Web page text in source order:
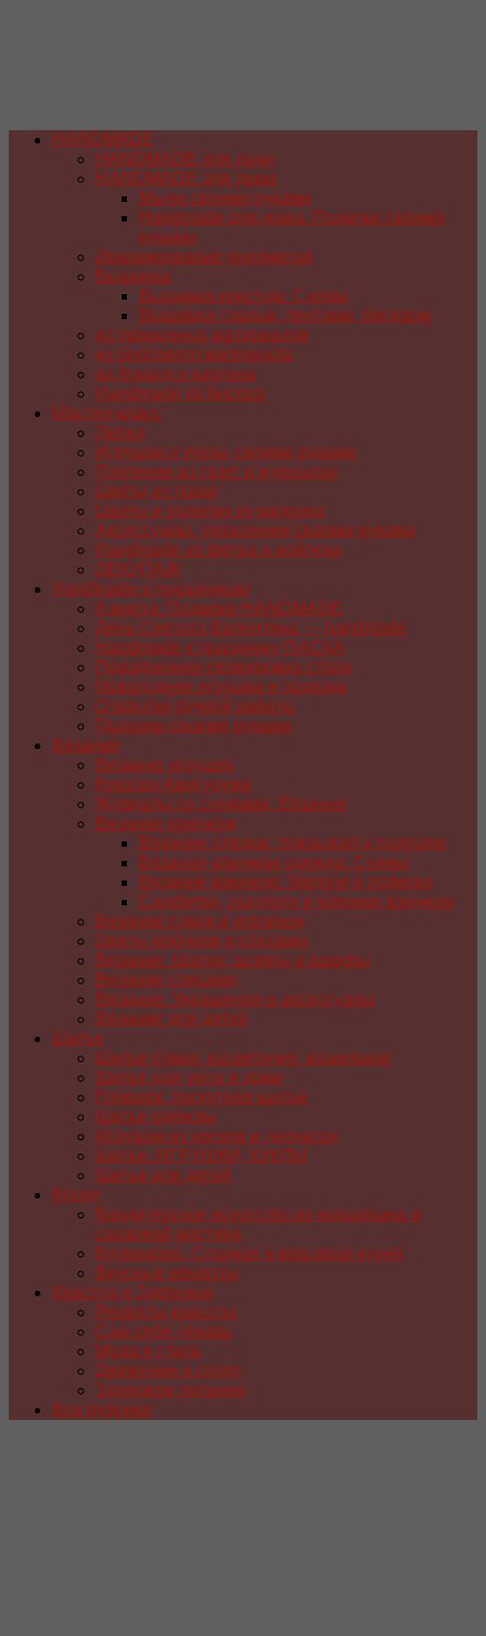
HANDMADE
HANDMADE для дачи
HANDMADE для дома
Мыло своими руками
Handmade для дома. Поделки своими
руками
Декорирование предметов
Вышивка
Вышивка крестом. Схемы
Вышивка гладью, лентами, бисером
из природных материалов
из бросового материала
из бумаги и картона
Handmade из бисера
Мастер-класс
Лепка
Игрушки и куклы своими руками
Плетение из газет и журналов
Цветы из ткани
Цветы и поделки из капрона
Аксессуары, украшения своими руками
Handmade из фетра и войлока
ДЕКУПАЖ
Handmade к праздникам
8 марта. Подарки HANDMADE
День Святого Валентина — handmade
Handmade к празднику ПАСХA
Праздничная сервировка стола
Новогодние игрушки и поделки
Открытки ручной работы
Подарки своими руками
Вязание
Вязание игрушек
Куколки Амигуруми
Журналы со схемами. Вязание
Вязание крючком
Вязание пледов, покрывал и подушек
Вязаная крючком одежда. Схемы
Вязание крючком. Мелочи и поделки
Салфетки, скатерти и коврики крючком
Вязание сумок и корзинок
Цветы крючком и спицами
Вязание. Шапки, шляпы и шарфы
Вязание спицами
Вязание. Украшения и аксессуары
Вязание для детей
Шитье
Шитье сумок, косметичек, кошельков
Шитье для уюта в доме
Пэчворк, лоскутное шитье
Шитье одежды
Игрушки из носков и перчаток
Шитье. ИГРУШКИ, КУКЛЫ
Шитье для детей
Кухня
Кондитерское искусство из марципана и
сахарной мастики
Кулинария. Сладкая и красивая кухня
Вкусные рецепты
Красота и Здоровье
Рецепты красоты
Сам себе лекарь
Мода и стиль
Движение и спорт
Здоровое питание
Все рубрики